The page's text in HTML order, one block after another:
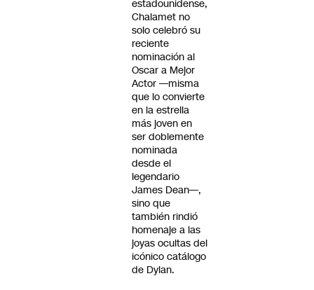
estadounidense,
Chalamet no
solo celebró su
reciente
nominación al
Oscar a Mejor
Actor —misma
que lo convierte
en la estrella
más joven en
ser doblemente
nominada
desde el
legendario
James Dean—,
sino que
también rindió
homenaje a las
joyas ocultas del
icónico catálogo
de Dylan.